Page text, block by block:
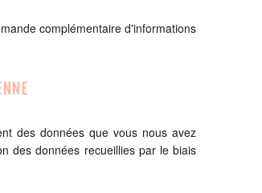
complémentaire d'informations
des données que vous nous avez
des données recueillies par le biais